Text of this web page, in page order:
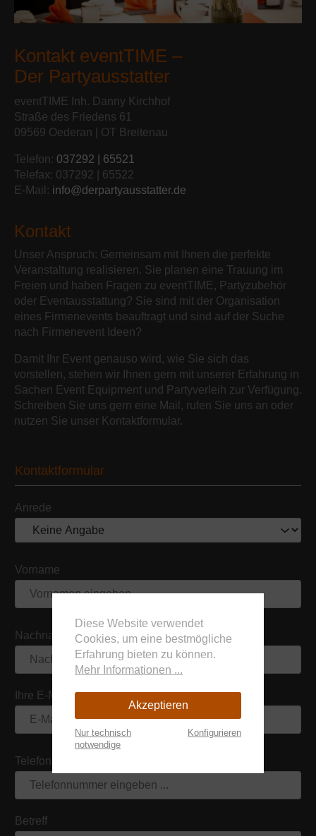
Kontakt eventTIME –
Der Partyausstatter
eventTIME Inh. Danny Kirchhof
Straße des Friedens 61
09569 Oederan | OT Breitenau
Telefon: 037292 | 65521
Telefax: 037292 | 65522
E-Mail: info@derpartyausstatter.de
Kontakt
Unser Anspruch: Gemeinsam mit Ihnen die perfekte
Veranstaltung realisieren. Sie planen eine Trauung im
Freien und haben Fragen zu eventTIME, Partyzubehör
oder Eventausstattung? Sie sind mit der Organisation
eines Firmenevents beauftragt und sind auf der Suche
nach Firmenevent Ideen?
Damit Ihr Event genauso wird, wie Sie sich das
vorstellen, stehen wir Ihnen gern mit unserer Erfahrung in
Sachen Event Equipment und Partyverleih zur Verfügung.
Schreiben Sie uns gern eine Mail, rufen Sie uns an oder
nutzen Sie unser Kontaktformular.
Kontaktformular
Anrede
Vorname
Nachname
Ihre E-Mail-Adresse*
Telefon
Betreff
Diese Website verwendet
Cookies, um eine bestmögliche
Erfahrung bieten zu können.
Mehr Informationen ...
Akzeptieren
Nur technisch
notwendige
Konfigurieren